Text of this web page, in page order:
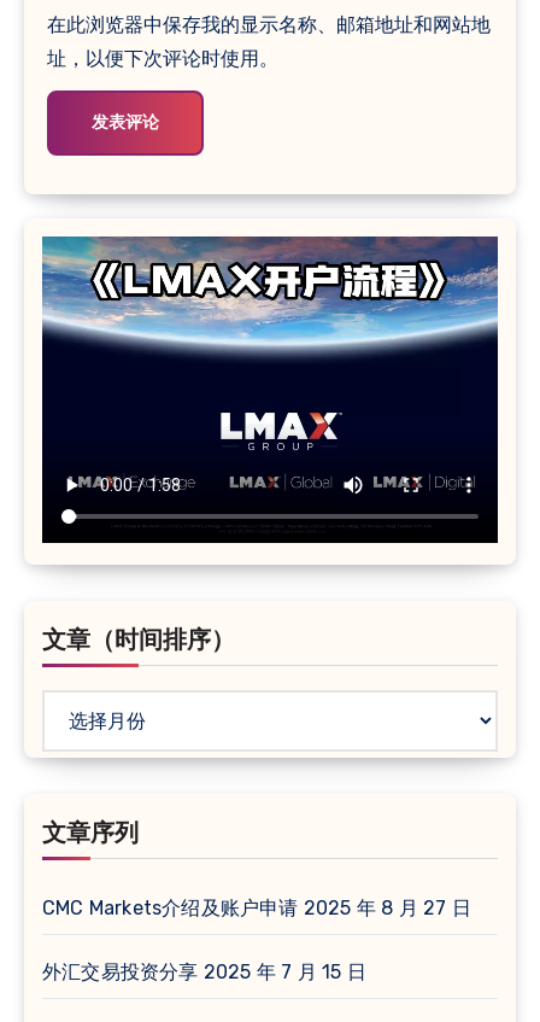
在此浏览器中保存我的显示名称、邮箱地址和网站地
址，以便下次评论时使用。
文章（时间排序）
（时
排
文章序列
CMC Markets介绍及账户申请 2025 年 8 月 27 日
外汇交易投资分享 2025 年 7 月 15 日